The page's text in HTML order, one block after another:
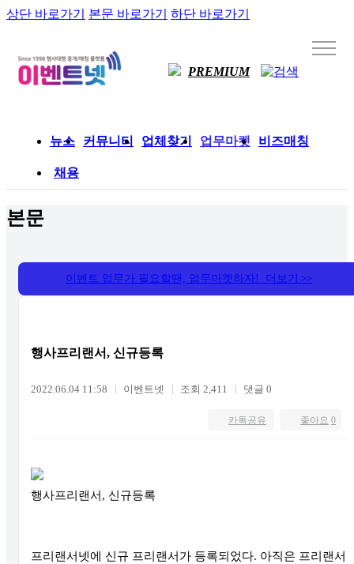
상단 바로가기 본문 바로가기 하단 바로가기
PREMIUM
뉴스 커뮤니티 업체찾기 업무마켓 비즈매칭
채용
본문
이벤트 업무가 필요할땐, 업무마켓하자! 더보기 >>
행사프리랜서, 신규등록
2022.06.04 11:58 이벤트넷 조회 2,411 댓글 0
좋아요 0
카톡공유
행사프리랜서 , 신규등록
프리랜서넷에 신규 프리랜서가 등록되었다. 아직은 프리랜서